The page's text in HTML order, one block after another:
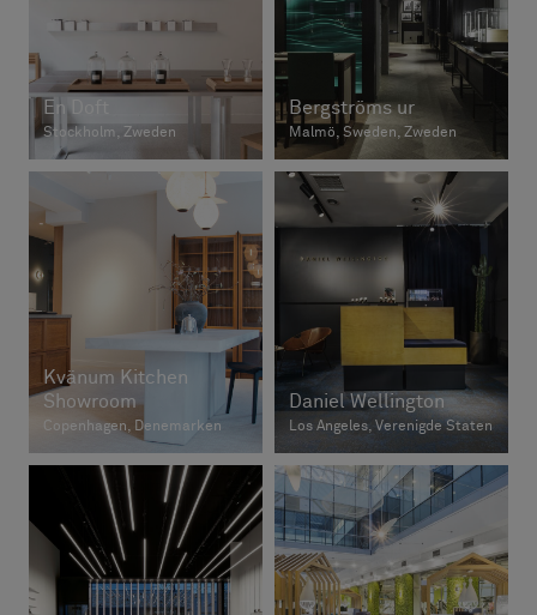
En Doft
Stockholm, Zweden
Bergströms ur
Malmö, Sweden, Zweden
Kvänum Kitchen
Showroom
Copenhagen, Denemarken
Daniel Wellington
Los Angeles, Verenigde Staten